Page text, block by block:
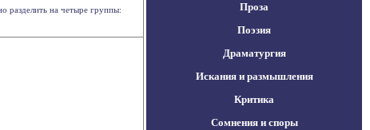
разделить на четыре группы:
Проза
Поэзия
Драматургия
Искания и размышления
Критика
Сомнения и споры